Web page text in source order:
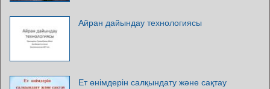
Айран дайындау технологиясы
Ет өнімдерін салқындату және сақтау